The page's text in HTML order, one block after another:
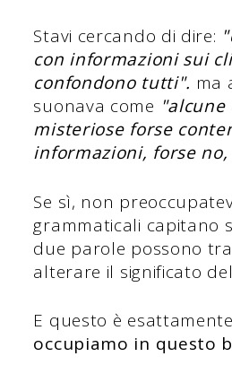
Stavi cercando di dire:
con informazioni sui
confondono tutti". ma
suonava come
misteriose forse
informazioni, forse no,
Se sì, non
grammaticali capitano
due parole possono
alterare il significato
E questo è esattamente
occupiamo in questo